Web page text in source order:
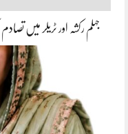
جہلم رکشہ اور ٹریلر میں